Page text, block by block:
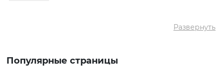
Популярные страницы
Развернуть